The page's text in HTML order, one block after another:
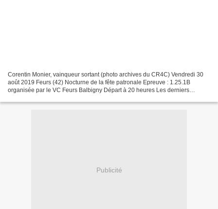
Corentin Monier, vainqueur sortant (photo archives du CR4C) Vendredi 30
août 2019 Feurs (42) Nocturne de la fête patronale Epreuve : 1.25.1B
organisée par le VC Feurs Balbigny Départ à 20 heures Les derniers
Publicité